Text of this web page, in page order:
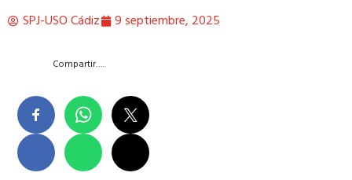
SPJ-USO Cádiz 9 septiembre, 2025
Compartir….